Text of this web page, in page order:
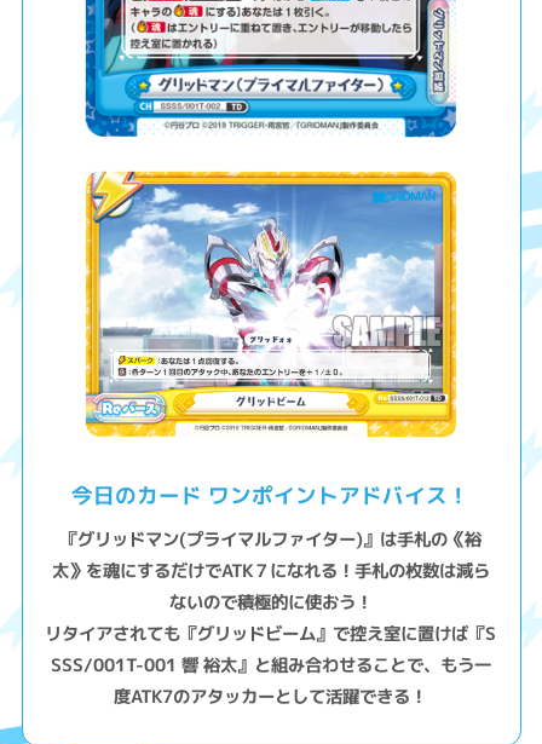
今日のカード ワンポイントアドバイス！
『グリッドマン(プライマルファイター)』は手札の《裕
太》を魂にするだけでATK７になれる！手札の枚数は減ら
ないので積極的に使おう！
リタイアされても『グリッドビーム』で控え室に置けば『S
SSS/001T-001 響 裕太』と組み合わせることで、もう一
度ATK7のアタッカーとして活躍できる！